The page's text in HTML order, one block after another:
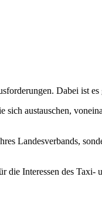
Dabei ist
austauschen,
Landesverbands,
Interessen des Taxi-